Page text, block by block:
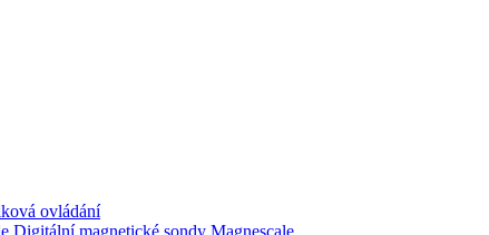
ovládání
Digitální magnetické sondy Magnescale